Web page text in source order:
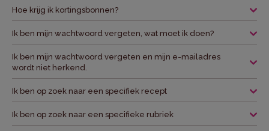
Hoe krijg ik kortingsbonnen?
Ik ben mijn wachtwoord vergeten, wat moet ik doen?
Ik ben mijn wachtwoord vergeten en mijn e-mailadres
wordt niet herkend.
Ik ben op zoek naar een specifiek recept
Ik ben op zoek naar een specifieke rubriek